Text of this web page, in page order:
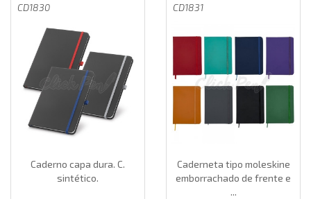
CD1830
Caderno capa dura. C.
sintético.
CD1831
Caderneta tipo moleskine
emborrachado de frente e
...